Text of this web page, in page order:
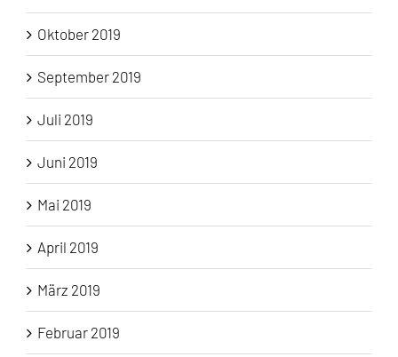
Oktober 2019
September 2019
Juli 2019
Juni 2019
Mai 2019
April 2019
März 2019
Februar 2019